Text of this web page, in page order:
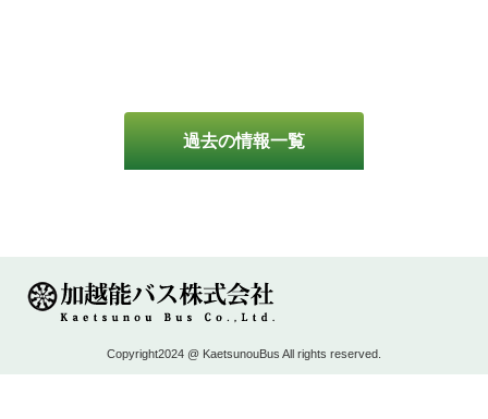
過去の情報一覧
Copyright2024 @ KaetsunouBus All rights reserved.